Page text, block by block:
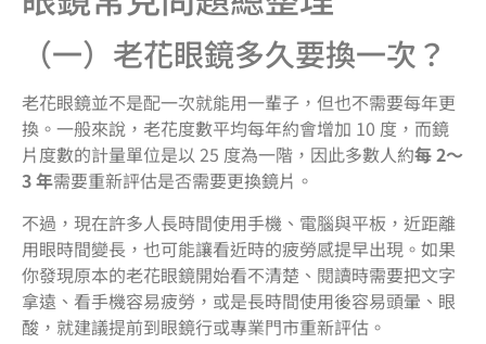
（一）老花眼鏡多久要換一次？
老花眼鏡並不是配一次就能用一輩子，但也不需要每年更
換。一般來說，老花度數平均每年約會增加 10 度，而鏡
片度數的計量單位是以 25 度為一階，因此多數人約每 2～
3 年需要重新評估是否需要更換鏡片。
不過，現在許多人長時間使用手機、電腦與平板，近距離
用眼時間變長，也可能讓看近時的疲勞感提早出現。如果
你發現原本的老花眼鏡開始看不清楚、閱讀時需要把文字
拿遠、看手機容易疲勞，或是長時間使用後容易頭暈、眼
酸，就建議提前到眼鏡行或專業門市重新評估。